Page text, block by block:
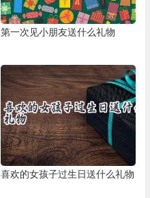
第一次见小朋友送什么礼物
喜欢的女孩子过生日送什么礼物